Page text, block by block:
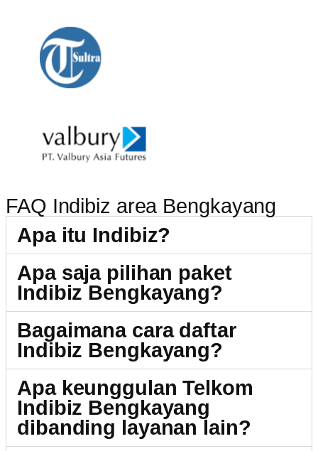
FAQ Indibiz area Bengkayang
Apa itu Indibiz?
Apa saja pilihan paket
Indibiz Bengkayang?
Bagaimana cara daftar
Indibiz Bengkayang?
Apa keunggulan Telkom
Indibiz Bengkayang
dibanding layanan lain?